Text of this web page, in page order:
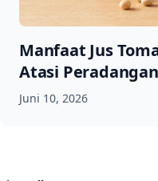
Manfaat Jus
Atasi
Juni 10, 2026